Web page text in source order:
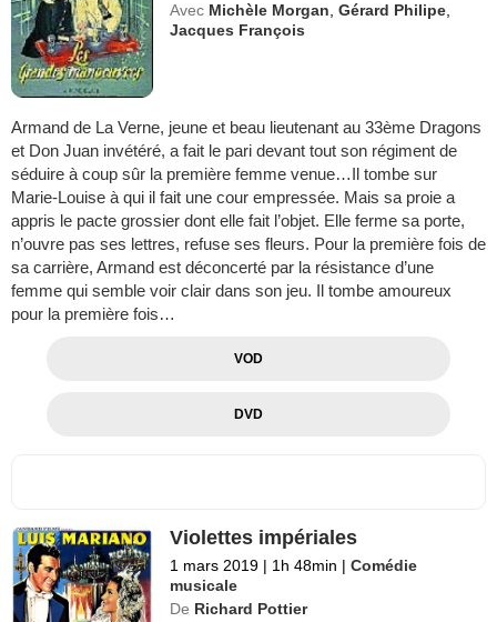
Avec Michèle Morgan,Gérard Philipe,
Jacques François
Armand de La Verne, jeune et beau lieutenant au 33ème Dragons
et Don Juan invétéré, a fait le pari devant tout son régiment de
séduire à coup sûr la première femme venue…Il tombe sur
Marie-Louise à qui il fait une cour empressée. Mais sa proie a
appris le pacte grossier dont elle fait l’objet. Elle ferme sa porte,
n’ouvre pas ses lettres, refuse ses fleurs. Pour la première fois de
sa carrière, Armand est déconcerté par la résistance d’une
femme qui semble voir clair dans son jeu. Il tombe amoureux
pour la première fois…
VOD
DVD
Violettes impériales
1 mars 2019 | 1h 48min | Comédie
musicale
De Richard Pottier